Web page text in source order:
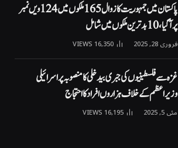
پاکستان میں جمہوریت کا زوال 165 ملکوں میں 124ویں نمبر
پر آگیا، 10 بدترین ملکوں میں شامل
فروری 28, 2025 16,350
VIEWS
غزہ سے فلسطینیوں کی جبری بیدخلی کا منصوبہ پر اسرائیلی
وزیراعظم کے خلاف ہزاروں افراد کا احتجاج
مئی 5, 2025 16,195
VIEWS